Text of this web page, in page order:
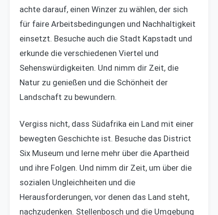
achte darauf, einen Winzer zu wählen, der sich
für faire Arbeitsbedingungen und Nachhaltigkeit
einsetzt. Besuche auch die Stadt Kapstadt und
erkunde die verschiedenen Viertel und
Sehenswürdigkeiten. Und nimm dir Zeit, die
Natur zu genießen und die Schönheit der
Landschaft zu bewundern.
Vergiss nicht, dass Südafrika ein Land mit einer
bewegten Geschichte ist. Besuche das District
Six Museum und lerne mehr über die Apartheid
und ihre Folgen. Und nimm dir Zeit, um über die
sozialen Ungleichheiten und die
Herausforderungen, vor denen das Land steht,
nachzudenken. Stellenbosch und die Umgebung